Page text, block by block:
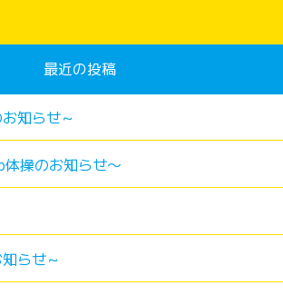
最近の投稿
知らせ～
操のお知らせ〜
らせ～